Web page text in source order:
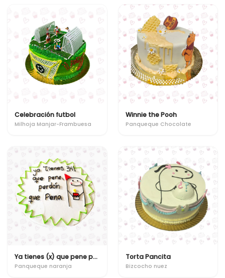
Celebración futbol
Milhoja Manjar-Frambuesa
Winnie the Pooh
Panqueque Chocolate
Ya tienes (x) que pene perdón que pena
Panqueque naranja
Torta Pancita
Bizcocho nuez